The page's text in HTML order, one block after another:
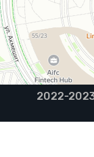
2022-2023